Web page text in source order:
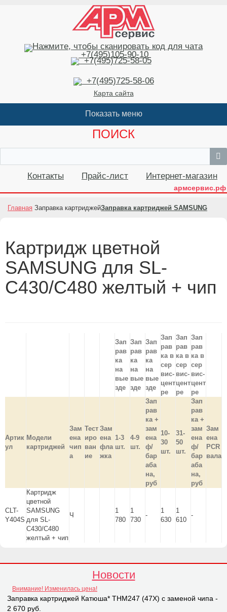
+7(495)105-90-10
+7(495)725-58-05
+7(495)725-58-06
Карта сайта
ПОИСК
Контакты Прайс-лист Интернет-магазин
армсервис.рф
Главная Заправка картриджейЗаправка картриджей SAMSUNG
Картридж цветной
SAMSUNG для SL-
C430/C480 желтый + чип
Зап
рав
ка
на
вые
зде
Зап
рав
ка
на
вые
зде
Зап
рав
ка
на
вые
зде
Зап
рав
ка в
сер
вис-
цент
ре
Зап
рав
ка в
сер
вис-
цент
ре
Зап
рав
ка в
сер
вис-
цент
ре
Артик
ул
Модели
картриджей
Зам
ена
чип
а
Тест
иро
ван
ие
Зам
ена
фла
жка
1-3
шт.
4-9
шт.
Зап
рав
ка +
зам
ена
ф/
бар
аба
на,
руб
10-
30
шт.
31-
50
шт.
Зап
рав
ка +
зам
ена
ф/
бар
аба
на,
руб
Зам
ена
PCR
вала
CLT-
Y404S
Картридж
цветной
SAMSUNG
для SL-
C430/C480
желтый + чип
Ч
1
780
1
730
-
1
630
1
610
-
Новости
Внимание! Изменилась цена!
Заправка картриджей Катюша* THM247 (47X) с заменой чипа -
2 670 руб.